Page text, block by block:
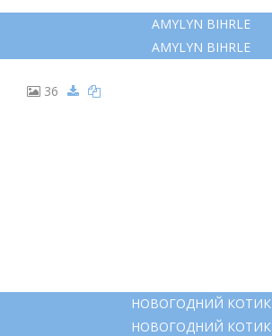
AMYLYN BIHRLE
AMYLYN BIHRLE
36
НОВОГОДНИЙ КОТИК
НОВОГОДНИЙ КОТИК